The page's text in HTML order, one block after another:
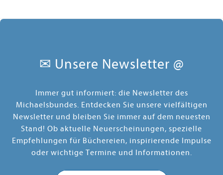
✉ Unsere Newsletter @
Immer gut informiert: die Newsletter des
Michaelsbundes. Entdecken Sie unsere vielfältigen
Newsletter und bleiben Sie immer auf dem neuesten
Stand! Ob aktuelle Neuerscheinungen, spezielle
Empfehlungen für Büchereien, inspirierende Impulse
oder wichtige Termine und Informationen.